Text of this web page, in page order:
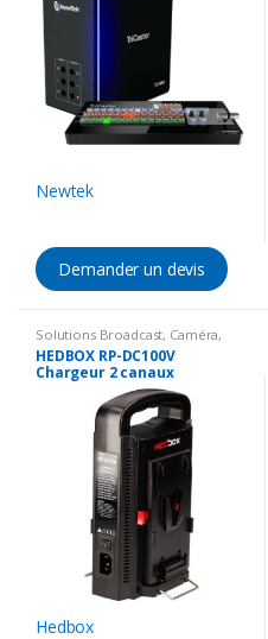
Newtek
Demander un devis
Solutions Broadcast, Caméra,
Accessoires Caméra,Batterie &
Chargeur
HEDBOX RP-DC100V
Chargeur 2 canaux
Hedbox